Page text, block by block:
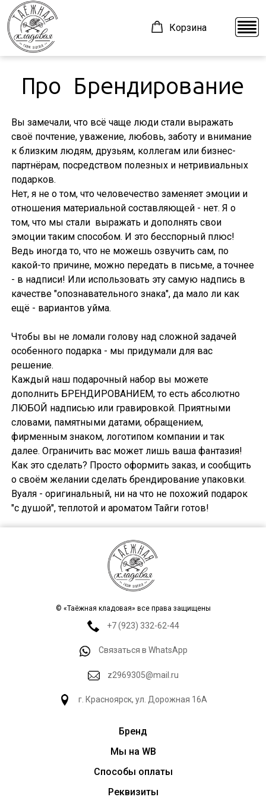
О компании
Доставка
Контакты
Блог
ВАРЕНЬЕ
КЕДРОВЫЕ ОРЕХИ
КРЕМ-МЁД
ШОКОЛАД
+7 (923) 332-62-44 z2969305@mail.ru
Красноярск
Корзина
Про Брендирование
Вы замечали, что всё чаще люди стали выражать
своё почтение, уважение, любовь, заботу и внимание
к близким людям, друзьям, коллегам или бизнес-
партнёрам, посредством полезных и нетривиальных
подарков.
Нет, я не о том, что человечество заменяет эмоции и
отношения материальной составляющей - нет. Я о
том, что мы стали выражать и дополнять свои
эмоции таким способом. И это бесспорный плюс!
Ведь иногда то, что не можешь озвучить сам, по
какой-то причине, можно передать в письме, а точнее
- в надписи! Или использовать эту самую надпись в
качестве "опознавательного знака", да мало ли как
ещё - вариантов уйма.
Чтобы вы не ломали голову над сложной задачей
особенного подарка - мы придумали для вас
решение.
Каждый наш подарочный набор вы можете
дополнить БРЕНДИРОВАНИЕМ, то есть абсолютно
ЛЮБОЙ надписью или гравировкой. Приятными
словами, памятными датами, обращением,
фирменным знаком, логотипом компании и так
далее. Ограничить вас может лишь ваша фантазия!
Как это сделать? Просто оформить заказ, и сообщить
о своём желании сделать брендирование упаковки.
Вуаля - оригинальный, ни на что не похожий подарок
"с душой", теплотой и ароматом Тайги готов!
+7 (923) 332-62-44
Связаться в WhatsApp
z2969305@mail.ru
г. Красноярск, ул. Дорожная 16А
© «Таёжная кладовая» все права защищены
Бренд
Мы на WB
Способы оплаты
Реквизиты